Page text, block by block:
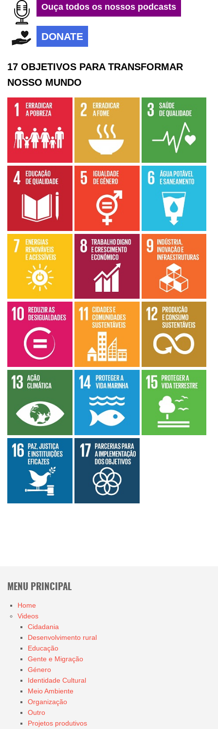
Ouça todos os nossos podcasts
DONATE
17 OBJETIVOS PARA TRANSFORMAR
NOSSO MUNDO
MENU PRINCIPAL
Home
Videos
Cidadania
Desenvolvimento rural
Educação
Gente e Migração
Género
Identidade Cultural
Meio Ambiente
Organização
Outro
Projetos produtivos